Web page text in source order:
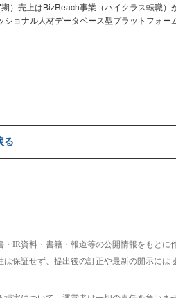
）売上はBizReach事業（ハイクラス転職
ショナル人材データベース型プラットフォー
る
IR資料・書籍・報道等の公開情報をもと
保証せず、提出後の訂正や最新の開示には